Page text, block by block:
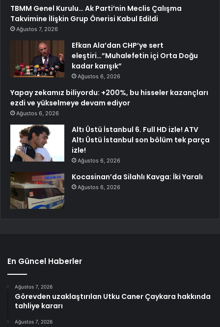
TBMM Genel Kurulu… Ak Parti’nin Meclis Çalışma
Takvimine İlişkin Grup Önerisi Kabul Edildi
Ağustos 7, 2026
Efkan Ala’dan CHP’ye sert
eleştiri…”Muhalefetin içi Orta Doğu
kadar karışık”
Ağustos 6, 2026
Yapay zekamız biliyordu: +200%, bu hisseler kazançları
ezdi ve yükselmeye devam ediyor
Ağustos 6, 2026
Altı Üstü İstanbul 6. Full HD izle! ATV
Altı Üstü İstanbul son bölüm tek parça
izle!
Ağustos 6, 2026
Kocasinan’da Silahlı Kavga: İki Yaralı
Ağustos 6, 2026
En Güncel Haberler
Ağustos 7, 2026
Görevden uzaklaştırılan Utku Caner Çaykara hakkında
tahliye kararı
Ağustos 7, 2026